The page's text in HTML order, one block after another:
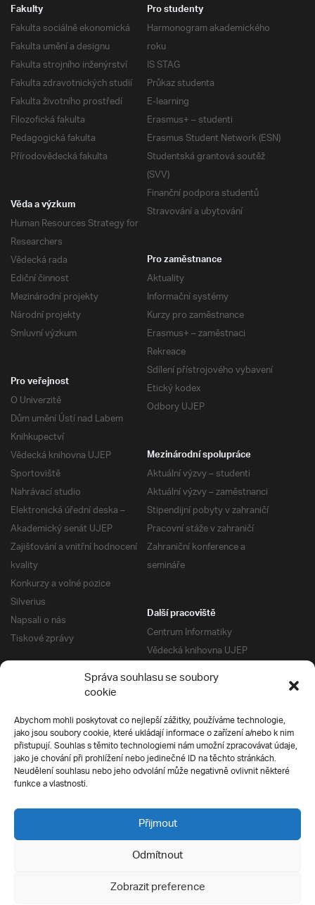
Správa souhlasu se soubory
cookie
Abychom mohli poskytovat co nejlepší zážitky, používáme technologie,
jako jsou soubory cookie, které ukládají informace o zařízení a/nebo k nim
přistupují. Souhlas s těmito technologiemi nám umožní zpracovávat údaje,
jako je chování při prohlížení nebo jedinečné ID na těchto stránkách.
Neudělení souhlasu nebo jeho odvolání může negativně ovlivnit některé
funkce a vlastnosti.
Přijmout
Odmítnout
Zobrazit preference
Fakulty
Fakulta sociálně ekonomická
Fakulta umění a designu
Fakulta strojního inženýrství
Fakulta zdravotnických studií
Fakulta životního prostředí
Filozofická fakulta
Pedagogická fakulta
Přírodovědecká fakulta
Pro studenty
Harmonogram akademického
roku
IS STAG
Průkaz studenta
E-learning
Erasmus+ – studenti
Erasmus Student Network (ESN)
Studentská grantová soutěž
(SVV)
Finanční podpora studentů
Stravování a ubytování
Věda a výzkum
Human Resources Strategy for
Researchers
Vědecká rada
Ediční činnost
Mezinárodní projekty
Národní projekty
Smluvní výzkum
Pro zaměstnance
Aktuality
Informační systémy
Kurzy pro zaměstnance
Erasmus+ – zaměstnaci
Rekreace
Sdílení přístrojového vybavení
Etický kodex
Odbory UJEP
Pro veřejnost
O Univerzitě
Dům umění Ústí nad Labem
Knihkupectví
Vědecká knihovna UJEP
Sportoviště
Nahrávací studio
Elektronická úřední deska –
Akademický senát UJEP
Zajišťování a vnitřní hodnocení
kvality
Konkurzy a volné pozice
Silverius
Napsali o nás
Tiskové zprávy
Mezinárodní spolupráce
Aktuální výzvy – studenti
Aktuální výzvy – zaměstnanci
Stipendijní pobyty v zahraničí
Pracovní stáže v zahraničí
Zahraniční konference a
semináře
Další pracoviště
Centrum Informatiky
Vědecká knihovna UJEP
Správa kolejí a menz
Univerzitní centrum podpory
Silverius
Pro uchazeče
Přijímací řízení
E-prihlaska
Přípravné kurzy
Ochrana soukromí
Všechna práva vyhrazena